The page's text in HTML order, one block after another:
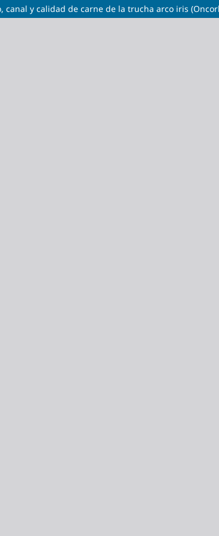
y calidad de carne de la trucha arco iris